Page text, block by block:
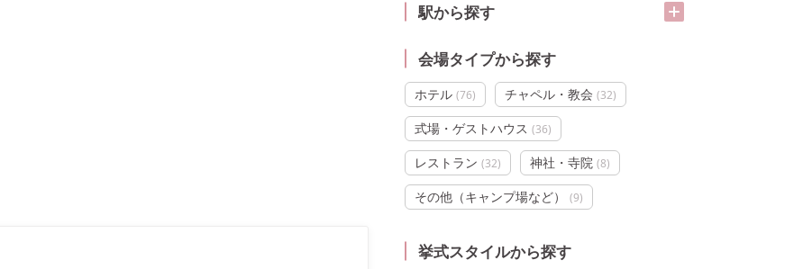
駅から探す
会場タイプから探す
ホテル (76) チャペル・教会 (32)
式場・ゲストハウス (36)
レストラン (32) 神社・寺院 (8)
その他（キャンプ場など） (9)
挙式スタイルから探す